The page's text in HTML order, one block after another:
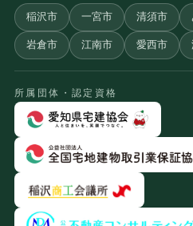
稲沢市 一宮市 清須市
岩倉市 江南市 愛西市
所属団体・認定資格